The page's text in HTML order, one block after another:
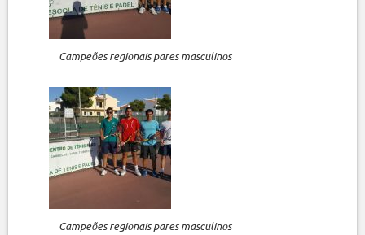
Campeões regionais pares masculinos
Campeões regionais pares masculinos